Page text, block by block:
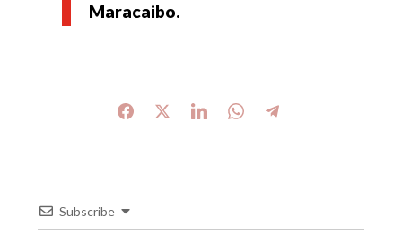
Maracaibo.
Subscribe